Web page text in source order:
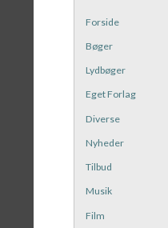
Forside
Bøger
Lydbøger
Eget Forlag
Diverse
Nyheder
Tilbud
Musik
Film